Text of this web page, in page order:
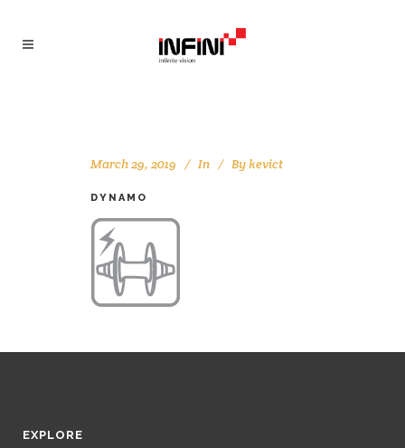
March 29, 2019 In Bykevict
DYNAMO
EXPLORE